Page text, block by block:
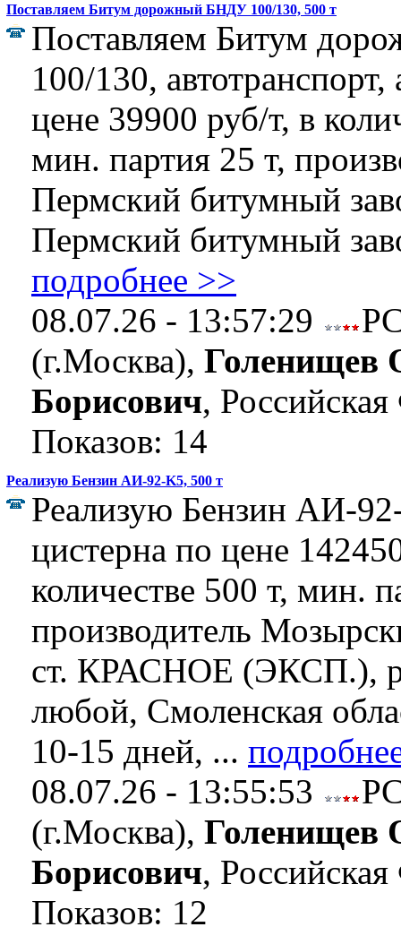
Поставляем Битум дорожный БНДУ 100/130, 500 т
Поставляем Битум
100/130, автотранспорт,
цене 39900 руб/т, в
мин. партия 25 т,
Пермский битумный
Пермский битумный
подробнее >>
08.07.26 - 13:57:29
(г.Москва), Голенищев
Борисович,
Показов: 14
Реализую Бензин АИ-92-K5, 500 т
Реализую Бензин АИ-
цистерна по цене
количестве 500 т, мин.
производитель
ст. КРАСНОЕ (ЭКСП.),
любой, Смоленская
10-15 дней, ...
08.07.26 - 13:55:53
(г.Москва), Голенищев
Борисович,
Показов: 12